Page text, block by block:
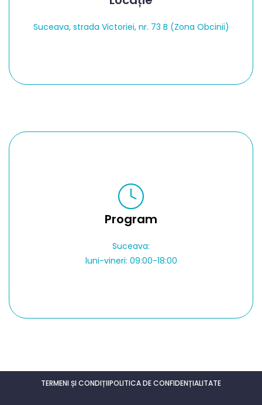
Suceava, strada Victoriei, nr. 73 B (Zona Obcinii)
Program
Suceava:
luni-vineri: 09:00-18:00
TERMENI ȘI CONDIȚIIPOLITICA DE CONFIDENȚIALITATE